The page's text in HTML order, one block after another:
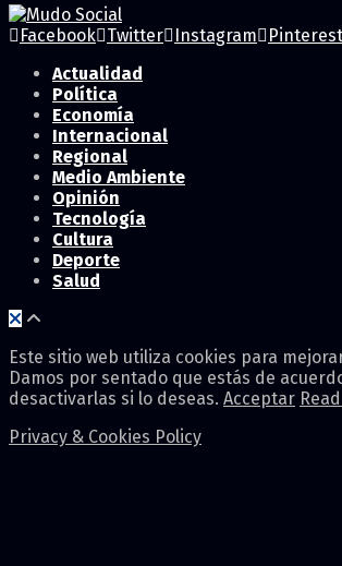
Facebook Twitter Instagram Pinterest
Actualidad
Política
Economía
Internacional
Regional
Medio Ambiente
Opinión
Tecnología
Cultura
Deporte
Salud
Este sitio web utiliza cookies para
Damos por sentado que estás de
desactivarlas si lo deseas. Acceptar
Privacy & Cookies Policy